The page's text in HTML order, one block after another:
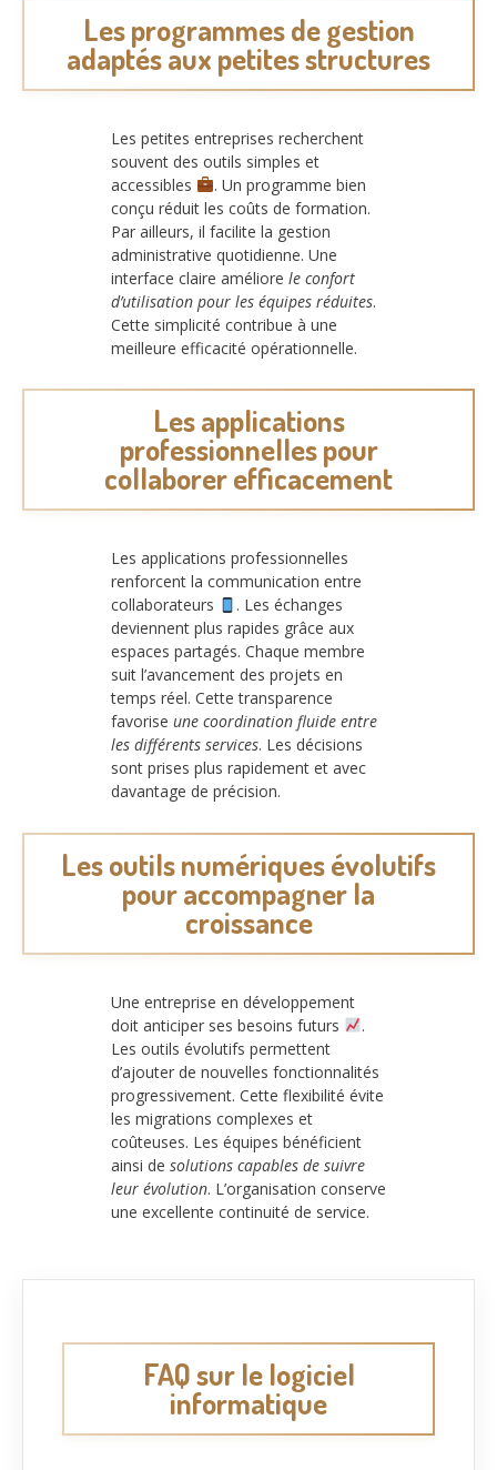
Les programmes de gestion
adaptés aux petites structures
Les petites entreprises recherchent
souvent des outils simples et
accessibles
. Un programme bien
conçu réduit les coûts de formation.
Par ailleurs, il facilite la gestion
administrative quotidienne. Une
interface claire améliore le confort
d’utilisation pour les équipes réduites.
Cette simplicité contribue à une
meilleure efficacité opérationnelle.
Les applications
professionnelles pour
collaborer efficacement
Les applications professionnelles
renforcent la communication entre
collaborateurs
. Les échanges
deviennent plus rapides grâce aux
espaces partagés. Chaque membre
suit l’avancement des projets en
temps réel. Cette transparence
favorise une coordination fluide entre
les différents services. Les décisions
sont prises plus rapidement et avec
davantage de précision.
Les outils numériques évolutifs
pour accompagner la
croissance
Une entreprise en développement
doit anticiper ses besoins futurs
.
Les outils évolutifs permettent
d’ajouter de nouvelles fonctionnalités
progressivement. Cette flexibilité évite
les migrations complexes et
coûteuses. Les équipes bénéficient
ainsi de solutions capables de suivre
leur évolution. L’organisation conserve
une excellente continuité de service.
FAQ sur le logiciel
informatique